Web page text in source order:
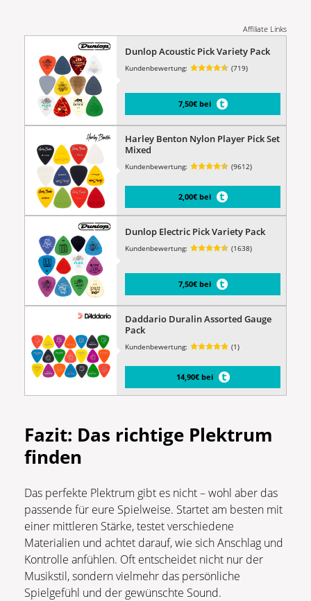
Affiliate Links
Dunlop Acoustic Pick Variety Pack
Kundenbewertung: (719)
7,50€ bei
Harley Benton Nylon Player Pick Set
Mixed
Kundenbewertung: (9612)
2,00€ bei
Dunlop Electric Pick Variety Pack
Kundenbewertung: (1638)
7,50€ bei
Daddario Duralin Assorted Gauge
Pack
Kundenbewertung: (1)
14,90€ bei
Fazit: Das richtige Plektrum
finden
Das perfekte Plektrum gibt es nicht – wohl aber das
passende für eure Spielweise. Startet am besten mit
einer mittleren Stärke, testet verschiedene
Materialien und achtet darauf, wie sich Anschlag und
Kontrolle anfühlen. Oft entscheidet nicht nur der
Musikstil, sondern vielmehr das persönliche
Spielgefühl und der gewünschte Sound.